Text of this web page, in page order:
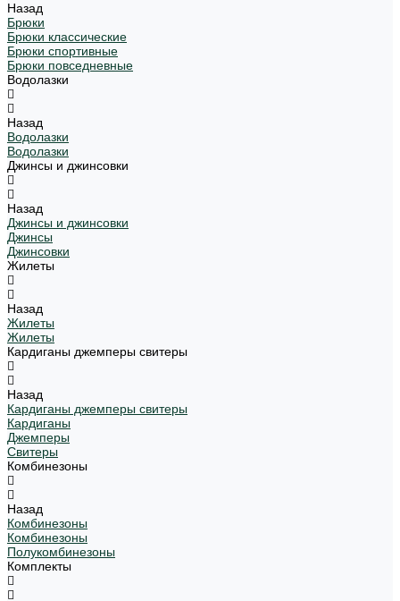
Назад
Брюки
Брюки классические
Брюки спортивные
Брюки повседневные
Водолазки
Назад
Водолазки
Водолазки
Джинсы и джинсовки
Назад
Джинсы и джинсовки
Джинсы
Джинсовки
Жилеты
Назад
Жилеты
Жилеты
Кардиганы джемперы свитеры
Назад
Кардиганы джемперы свитеры
Кардиганы
Джемперы
Свитеры
Комбинезоны
Назад
Комбинезоны
Комбинезоны
Полукомбинезоны
Комплекты